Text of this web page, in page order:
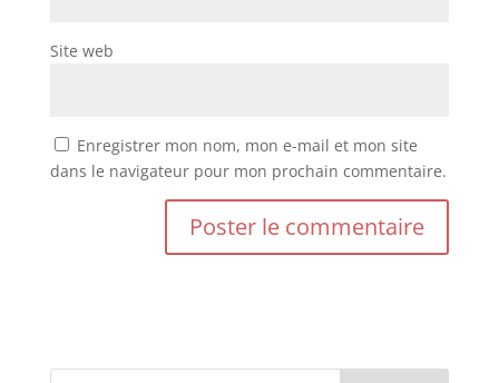
Site web
Enregistrer mon nom, mon e-mail et mon site
dans le navigateur pour mon prochain commentaire.